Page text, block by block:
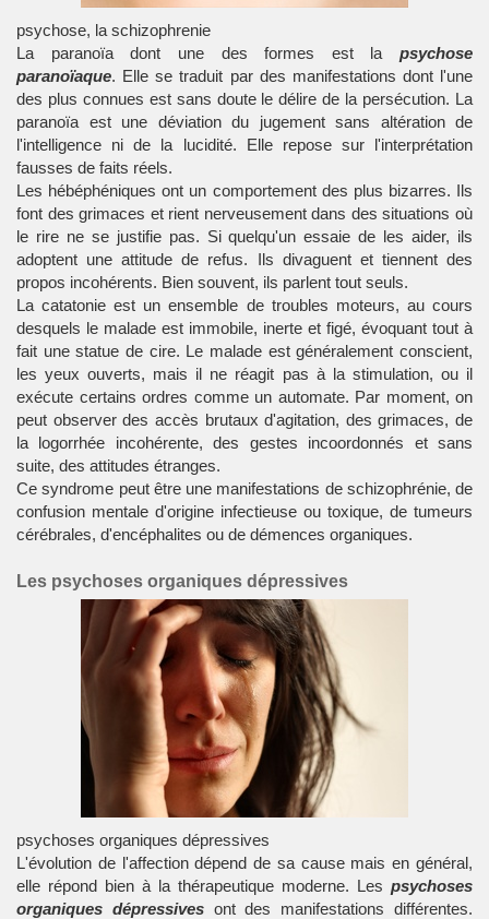
psychose, la schizophrenie
La paranoïa dont une des formes est la psychose
paranoïaque. Elle se traduit par des manifestations dont l'une
des plus connues est sans doute le délire de la persécution. La
paranoïa est une déviation du jugement sans altération de
l'intelligence ni de la lucidité. Elle repose sur l'interprétation
fausses de faits réels.
Les hébéphéniques ont un comportement des plus bizarres. Ils
font des grimaces et rient nerveusement dans des situations où
le rire ne se justifie pas. Si quelqu'un essaie de les aider, ils
adoptent une attitude de refus. Ils divaguent et tiennent des
propos incohérents. Bien souvent, ils parlent tout seuls.
La catatonie est un ensemble de troubles moteurs, au cours
desquels le malade est immobile, inerte et figé, évoquant tout à
fait une statue de cire. Le malade est généralement conscient,
les yeux ouverts, mais il ne réagit pas à la stimulation, ou il
exécute certains ordres comme un automate. Par moment, on
peut observer des accès brutaux d'agitation, des grimaces, de
la logorrhée incohérente, des gestes incoordonnés et sans
suite, des attitudes étranges.
Ce syndrome peut être une manifestations de schizophrénie, de
confusion mentale d'origine infectieuse ou toxique, de tumeurs
cérébrales, d'encéphalites ou de démences organiques.
Les psychoses organiques dépressives
psychoses organiques dépressives
L'évolution de l'affection dépend de sa cause mais en général,
elle répond bien à la thérapeutique moderne. Les psychoses
organiques dépressivesont des manifestations différentes.